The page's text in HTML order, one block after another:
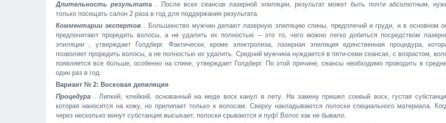
Длительность результата . После всех сеансов лазерной эпиляции, результат может быть почти абсолютным,
только посещать салон 2 раза в год для поддержания результата.
Комментарии экспертов . Большинство мужчин делают лазерную эпиляцию спины, предплечий и груди, и в основном
предпочитают проредить волосы, а не удалить их полностью – это то, чего можно легко добиться посредством
эпиляции , утверждает Голдберг. Фактически, кроме электролиза, лазерная эпиляция единственная процедура,
позволяет проредить волосы, а не полностью их удалить. Средний мужчина нуждается в пяти-семи сеансах, с возрастом,
появляется все больше, особенно на спине, утверждает Голдберг. По этой причине, сеансы необходимо проводить в
один раз в год.
Вариант № 2: Восковая депиляция
Процедура . Липкий, клейкий, основанный на меде воск канул в лету. На замену пришел соевый воск, густая
которая наносится на кожу, но прилипает только к волосам. Сверху накладываются полоски специального материала.
через несколько минут субстанция высыхает, полоски срываются и пуф! Волос как не бывало.